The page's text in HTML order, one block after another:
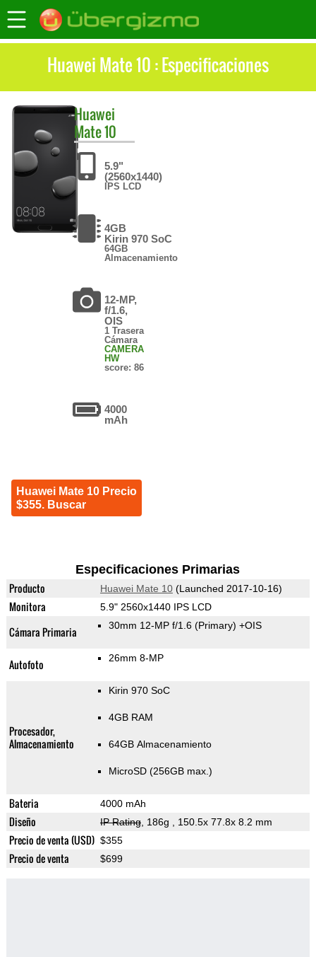
Huawei Mate 10 : Especificaciones
Huawei
Mate 10
5.9"
(2560x1440)
IPS LCD
4GB
Kirin 970 SoC
64GB
Almacenamiento
12-MP,
f/1.6,
OIS
1 Trasera
Cámara
CAMERA
HW
score: 86
4000
mAh
Huawei Mate 10 Precio
$355. Buscar
Especificaciones Primarias
Producto Huawei Mate 10(Launched 2017-10-16)
Monitora 5.9" 2560x1440 IPS LCD
Cámara Primaria 30mm 12-MP f/1.6 (Primary) +OIS
Autofoto 26mm 8-MP
Procesador,
Almacenamiento
Kirin 970 SoC
4GB RAM
64GB Almacenamiento
MicroSD (256GB max.)
Bateria 4000 mAh
Diseño IP Rating, 186g , 150.5x 77.8x 8.2 mm
Precio de venta (USD) $355
Precio de venta $699